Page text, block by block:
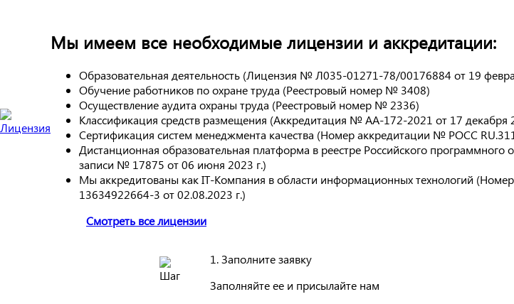
Мы имеем все необходимые лицензии и аккредитации:
Образовательная деятельность (Лицензия № Л035-01271-78/00176884 от 19
Обучение работников по охране труда (Реестровый номер № 3408)
Осуществление аудита охраны труда (Реестровый номер № 2336)
Классификация средств размещения (Аккредитация № АА-172-2021 от 17 декабря
Сертификация систем менеджмента качества (Номер аккредитации № РОСС
Дистанционная образовательная платформа в реестре Российского
записи № 17875 от 06 июня 2023 г.)
Мы аккредитованы как IT-Компания в области информационных технологий
13634922664-3 от 02.08.2023 г.)
Смотреть все лицензии
1. Заполните заявку
Заполняйте ее и присылайте нам